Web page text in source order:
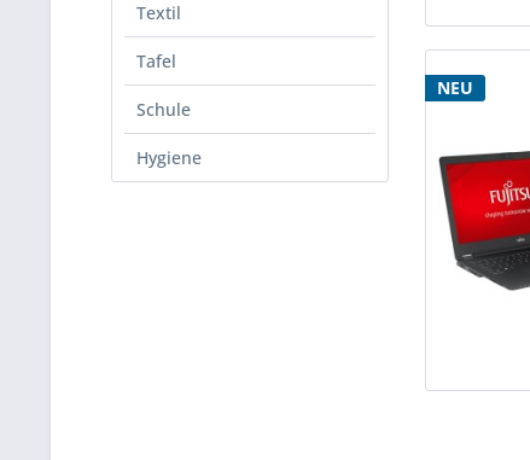
Textil
Tafel
Schule
Hygiene
NEU